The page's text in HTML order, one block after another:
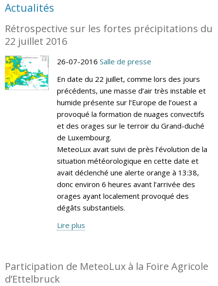
Actualités
Rétrospective sur les fortes précipitations du
22 juillet 2016
26-07-2016 Salle de presse
En date du 22 juillet, comme lors des jours
précédents, une masse d’air très instable et
humide présente sur l’Europe de l’ouest a
provoqué la formation de nuages convectifs
et des orages sur le terroir du Grand-duché
de Luxembourg.
MeteoLux avait suivi de près l’évolution de la
situation météorologique en cette date et
avait déclenché une alerte orange à 13:38,
donc environ 6 heures avant l’arrivée des
orages ayant localement provoqué des
dégâts substantiels.
Lire plus
Participation de MeteoLux à la Foire Agricole
d’Ettelbruck